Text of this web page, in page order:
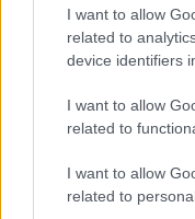
I want to allow
related to
device identifiers
I want to allow
related to
I want to allow
related to
HÍRLEVÉL